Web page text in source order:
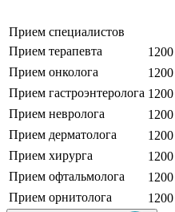
Прием специалистов
Прием терапевта
Прием онколога
Прием гастроэнтеролога
Прием невролога
Прием дерматолога
Прием хирурга
Прием офтальмолога
Прием орнитолога